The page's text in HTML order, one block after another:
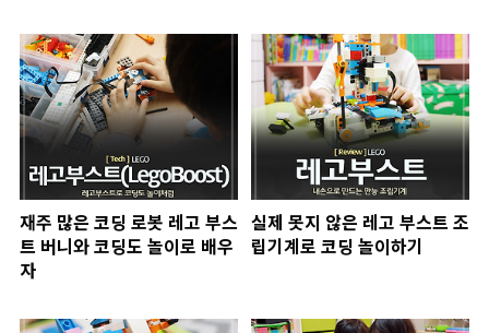
재주 많은 코딩 로봇 레고 부스
트 버니와 코딩도 놀이로 배우
자
실제 못지 않은 레고 부스트 조
립기계로 코딩 놀이하기